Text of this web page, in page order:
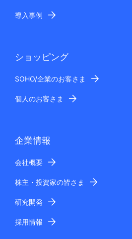
導入事例
ショッピング
SOHO/企業のお客さま
個人のお客さま
企業情報
会社概要
株主・投資家の皆さま
研究開発
採用情報